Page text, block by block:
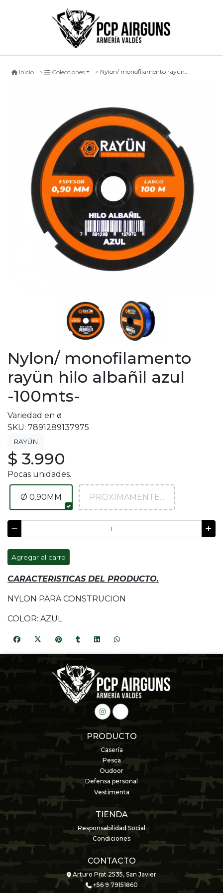
Inicio Colecciones Nylon/ monofilamento rayün hilo albañil azul -100mts-
Nylon/ monofilamento
rayün hilo albañil azul
-100mts-
Variedad en ø
SKU: 7891289137975
RAYÜN
$ 3.990
Pocas unidades.
Ø 0.90MM PROXIMAMENTE...
Agregar al carro
CARACTERISTICAS DEL PRODUCTO.
NYLON PARA CONSTRUCION
COLOR: AZUL
PRODUCTO
Casería
Pesca
Oudoor
Defensa personal
Vestimenta
TIENDA
Responsabilidad Social
Condiciones
CONTACTO
Arturo Prat 2535, San Javier
+56 9 79151860